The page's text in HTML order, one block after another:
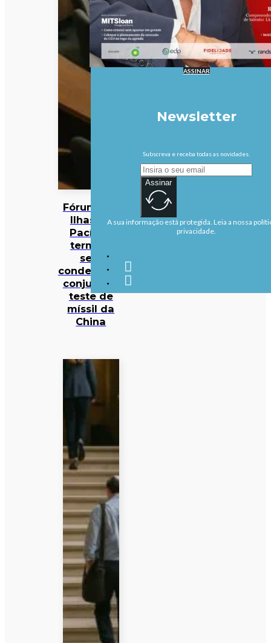
Fórum das
Ilhas do
Pacífico
termina
sem
condenação
conjunta a
teste de
míssil da
China
ASSINAR
Newsletter
Subscreva e receba todas as novidades.
Assinar
A sua informação está protegida. Leia a nossa
privacidade.